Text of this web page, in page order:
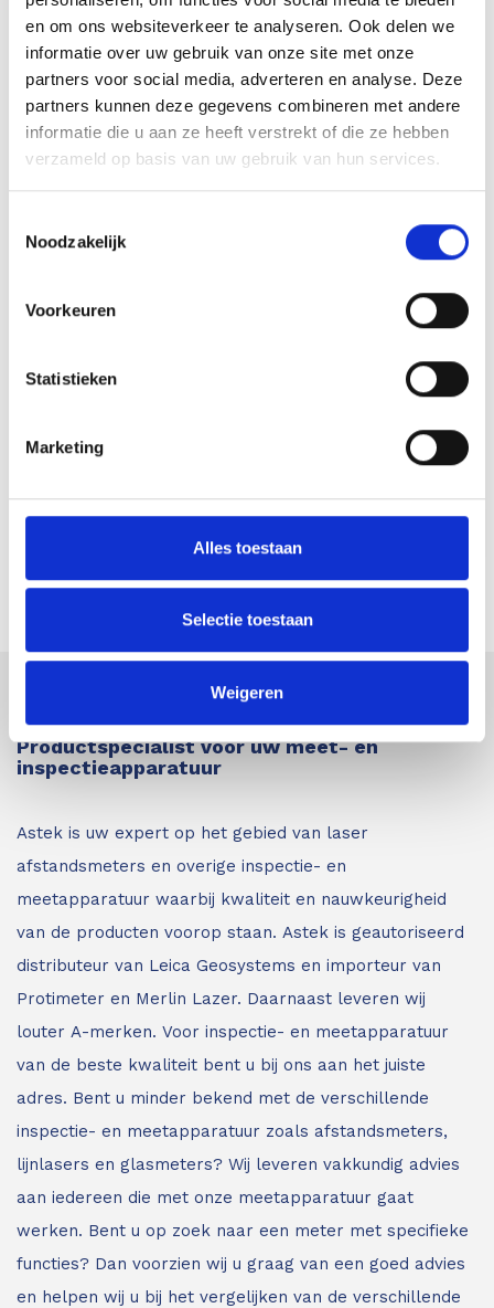
en om ons websiteverkeer te analyseren. Ook delen we
informatie over uw gebruik van onze site met onze
partners voor social media, adverteren en analyse. Deze
partners kunnen deze gegevens combineren met andere
informatie die u aan ze heeft verstrekt of die ze hebben
verzameld op basis van uw gebruik van hun services.
Noodzakelijk
Voorkeuren
Statistieken
Marketing
Alles toestaan
Selectie toestaan
Weigeren
Functionaliteit
Doorbeltest
V
V
Rel functie
True RMS
Reviews
Er zijn nog geen reviews geschreven over dit product.
Astek
Productspecialist voor uw meet- en
inspectieapparatuur
Astek is uw expert op het gebied van laser
afstandsmeters en overige inspectie- en
meetapparatuur waarbij kwaliteit en nauwkeurigheid
van de producten voorop staan. Astek is geautoriseerd
distributeur van Leica Geosystems en importeur van
Protimeter en Merlin Lazer. Daarnaast leveren wij
louter A-merken. Voor inspectie- en meetapparatuur
van de beste kwaliteit bent u bij ons aan het juiste
adres. Bent u minder bekend met de verschillende
inspectie- en meetapparatuur zoals afstandsmeters,
lijnlasers en glasmeters? Wij leveren vakkundig advies
aan iedereen die met onze meetapparatuur gaat
werken. Bent u op zoek naar een meter met specifieke
functies? Dan voorzien wij u graag van een goed advies
en helpen wij u bij het vergelijken van de verschillende